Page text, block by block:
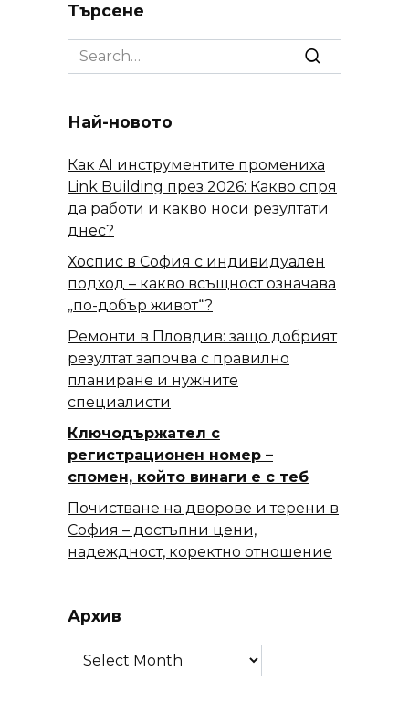
Търсене
Search
for:
Най-новото
Как AI инструментите промениха
Link Building през 2026: Какво спря
да работи и какво носи резултати
днес?
Хоспис в София с индивидуален
подход – какво всъщност означава
„по-добър живот“?
Ремонти в Пловдив: защо добрият
резултат започва с правилно
планиране и нужните
специалисти
Ключодържател с
регистрационен номер –
спомен, който винаги е с теб
Почистване на дворове и терени в
София – достъпни цени,
надеждност, коректно отношение
Архив
Архив